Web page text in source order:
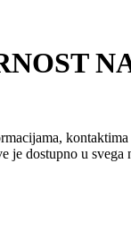
je dostupno u